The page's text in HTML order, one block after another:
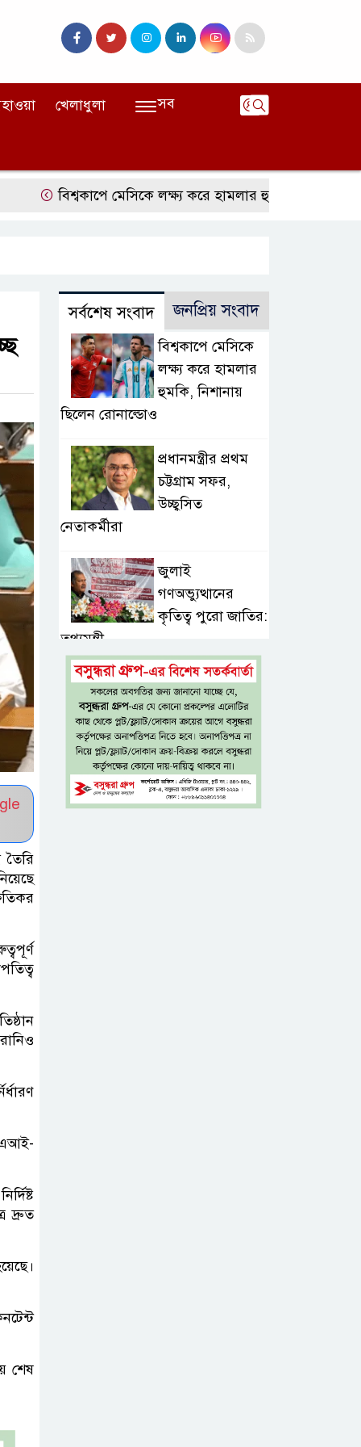
খেলাধুলা সব
বিশ্বকাপে মেসিকে লক্ষ্য করে হামলার হুমকি, নিশানায় ছিলেন
তৈরি
এআই-
দ্রুত
শেষ
সর্বশেষ সংবাদ জনপ্রিয় সংবাদ
বিশ্বকাপে মেসিকে
লক্ষ্য করে হামলার
হুমকি, নিশানায়
ছিলেন রোনাল্ডোও
প্রধানমন্ত্রীর প্রথম
চট্টগ্রাম সফর,
উচ্ছ্বসিত
নেতাকর্মীরা
জুলাই
গণঅভ্যুত্থানের
কৃতিত্ব পুরো জাতির:
তথ্যমন্ত্রী
গুরুত্বপূর্ণ ব্যক্তিদের
নিয়ে ‘অপপ্রচারের’
নিন্দা পুলিশের,
গুজবে কান না দেওয়ার আহ্বান
শেখ হাসিনার দিল্লির